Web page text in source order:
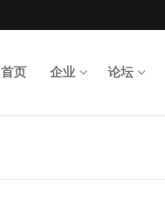
首页 企业 论坛